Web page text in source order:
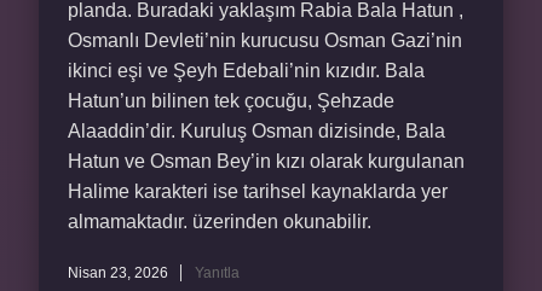
planda. Buradaki yaklaşım Rabia Bala Hatun ,
Osmanlı Devleti’nin kurucusu Osman Gazi’nin
ikinci eşi ve Şeyh Edebali’nin kızıdır. Bala
Hatun’un bilinen tek çocuğu, Şehzade
Alaaddin’dir. Kuruluş Osman dizisinde, Bala
Hatun ve Osman Bey’in kızı olarak kurgulanan
Halime karakteri ise tarihsel kaynaklarda yer
almamaktadır. üzerinden okunabilir.
Nisan 23, 2026 Yanıtla